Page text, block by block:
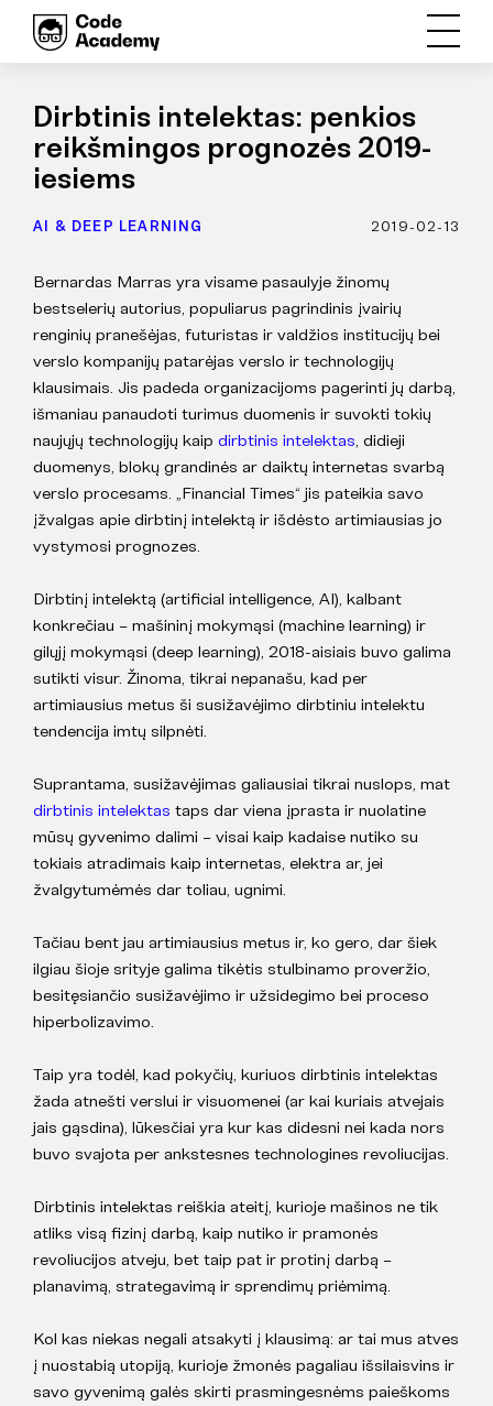
Dirbtinis intelektas: penkios
reikšmingos prognozės 2019-
iesiems
AI & DEEP LEARNING 2019-02-13
Bernardas Marras yra visame pasaulyje žinomų
bestselerių autorius, populiarus pagrindinis įvairių
renginių pranešėjas, futuristas ir valdžios institucijų bei
verslo kompanijų patarėjas verslo ir technologijų
klausimais. Jis padeda organizacijoms pagerinti jų darbą,
išmaniau panaudoti turimus duomenis ir suvokti tokių
naujųjų technologijų kaip dirbtinis intelektas, didieji
duomenys, blokų grandinės ar daiktų internetas svarbą
verslo procesams. „Financial Times“ jis pateikia savo
įžvalgas apie dirbtinį intelektą ir išdėsto artimiausias jo
vystymosi prognozes.
Dirbtinį intelektą (artificial intelligence, AI), kalbant
konkrečiau – mašininį mokymąsi (machine learning) ir
gilųjį mokymąsi (deep learning), 2018-aisiais buvo galima
sutikti visur. Žinoma, tikrai nepanašu, kad per
artimiausius metus ši susižavėjimo dirbtiniu intelektu
tendencija imtų silpnėti.
Suprantama, susižavėjimas galiausiai tikrai nuslops, mat
dirbtinis intelektas taps dar viena įprasta ir nuolatine
mūsų gyvenimo dalimi – visai kaip kadaise nutiko su
tokiais atradimais kaip internetas, elektra ar, jei
žvalgytumėmės dar toliau, ugnimi.
Tačiau bent jau artimiausius metus ir, ko gero, dar šiek
ilgiau šioje srityje galima tikėtis stulbinamo proveržio,
besitęsiančio susižavėjimo ir užsidegimo bei proceso
hiperbolizavimo.
Taip yra todėl, kad pokyčių, kuriuos dirbtinis intelektas
žada atnešti verslui ir visuomenei (ar kai kuriais atvejais
jais gąsdina), lūkesčiai yra kur kas didesni nei kada nors
buvo svajota per ankstesnes technologines revoliucijas.
Dirbtinis intelektas reiškia ateitį, kurioje mašinos ne tik
atliks visą fizinį darbą, kaip nutiko ir pramonės
revoliucijos atveju, bet taip pat ir protinį darbą –
planavimą, strategavimą ir sprendimų priėmimą.
Kol kas niekas negali atsakyti į klausimą: ar tai mus atves
į nuostabią utopiją, kurioje žmonės pagaliau išsilaisvins ir
savo gyvenimą galės skirti prasmingesnėms paieškoms